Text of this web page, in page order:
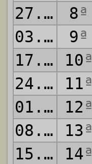
27.10.1991
8ª
03.11.1991
9ª
17.11.1991
10ª
24.11.1991
11ª
01.12.1991
12ª
08.12.1991
13ª
15.12.1991
14ª